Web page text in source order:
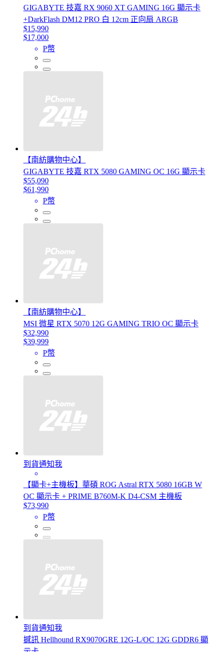
GIGABYTE 技嘉 RX 9060 XT GAMING 16G 顯示卡
+DarkFlash DM12 PRO 白 12cm 正向扇 ARGB
$15,990
$17,000
P幣
【南紡購物中心】
GIGABYTE 技嘉 RTX 5080 GAMING OC 16G 顯示卡
$55,090
$61,990
P幣
【南紡購物中心】
MSI 微星 RTX 5070 12G GAMING TRIO OC 顯示卡
$32,990
$39,999
P幣
到貨通知我
【顯卡+主機板】華碩 ROG Astral RTX 5080 16GB W
OC 顯示卡 + PRIME B760M-K D4-CSM 主機板
$73,990
P幣
到貨通知我
撼訊 Hellhound RX9070GRE 12G-L/OC 12G GDDR6 顯